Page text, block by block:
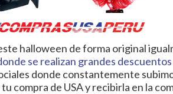
halloween de forma original
se realizan grandes descuentos
donde constantemente
compra de USA y recibirla en la